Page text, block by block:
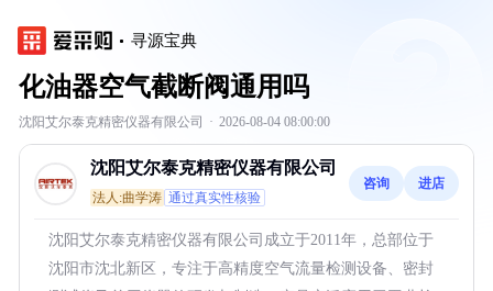
寻源宝典
化油器空气截断阀通用吗
沈阳艾尔泰克精密仪器有限公司 · 2026-08-04 08:00:00
沈阳艾尔泰克精密仪器有限公司
法人:曲学涛 通过真实性核验
咨询 进店
沈阳艾尔泰克精密仪器有限公司成立于2011年，总部位于
沈阳市沈北新区，专注于高精度空气流量检测设备、密封